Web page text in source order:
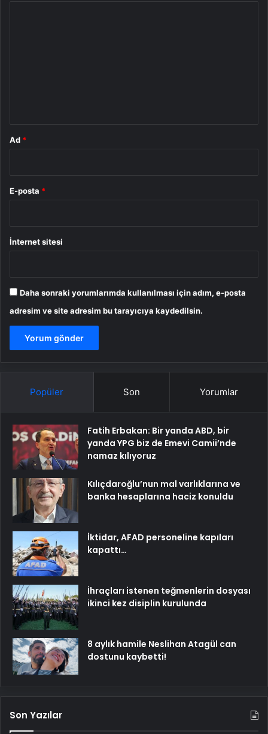
Ad *
E-posta *
İnternet sitesi
Daha sonraki yorumlarımda kullanılması için adım, e-posta
adresim ve site adresim bu tarayıcıya kaydedilsin.
Popüler Son Yorumlar
Fatih Erbakan: Bir yanda ABD, bir
yanda YPG biz de Emevi Camii’nde
namaz kılıyoruz
Kılıçdaroğlu’nun mal varlıklarına ve
banka hesaplarına haciz konuldu
İktidar, AFAD personeline kapıları
kapattı…
İhraçları istenen teğmenlerin dosyası
ikinci kez disiplin kurulunda
8 aylık hamile Neslihan Atagül can
dostunu kaybetti!
Son Yazılar